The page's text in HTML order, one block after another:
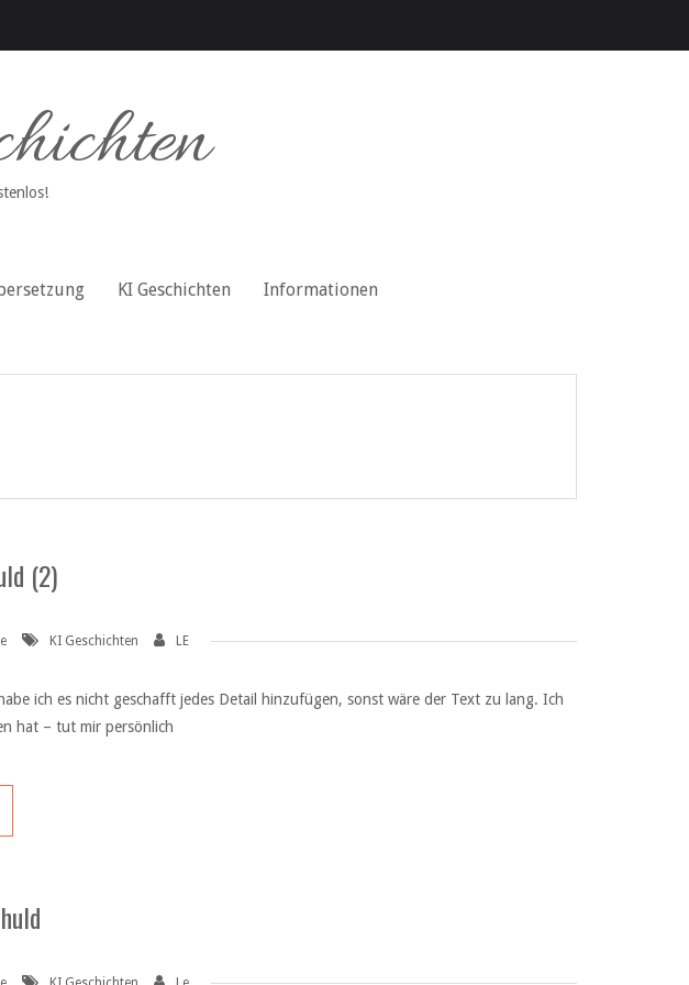
KI Geschichten Informationen
(2)
KI Geschichten LE
ich es nicht geschafft jedes Detail hinzufügen, sonst wäre der Text zu lang. Ich
hat – tut mir persönlich